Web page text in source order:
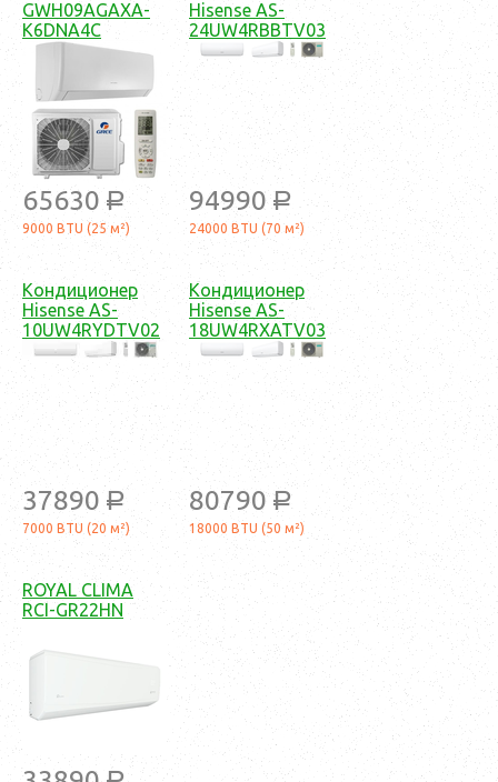
GWH09AGAXA-
K6DNA4C
65630 a
9000 BTU (25 м²)
Hisense AS-
24UW4RBBTV03
94990 a
24000 BTU (70 м²)
Кондиционер
Hisense AS-
10UW4RYDTV02
37890 a
7000 BTU (20 м²)
Кондиционер
Hisense AS-
18UW4RXATV03
80790 a
18000 BTU (50 м²)
ROYAL CLIMA
RCI-GR22HN